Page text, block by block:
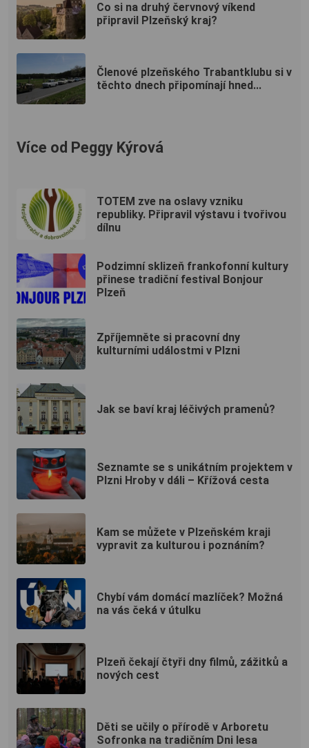
Co si na druhý červnový víkend
připravil Plzeňský kraj?
Členové plzeňského Trabantklubu si v
těchto dnech připomínají hned...
Více od Peggy Kýrová
TOTEM zve na oslavy vzniku
republiky. Připravil výstavu i tvořivou
dílnu
Podzimní sklizeň frankofonní kultury
přinese tradiční festival Bonjour
Plzeň
Zpříjemněte si pracovní dny
kulturními událostmi v Plzni
Jak se baví kraj léčivých pramenů?
Seznamte se s unikátním projektem v
Plzni Hroby v dáli – Křížová cesta
Kam se můžete v Plzeňském kraji
vypravit za kulturou i poznáním?
Chybí vám domácí mazlíček? Možná
na vás čeká v útulku
Plzeň čekají čtyři dny filmů, zážitků a
nových cest
Děti se učily o přírodě v Arboretu
Sofronka na tradičním Dni lesa